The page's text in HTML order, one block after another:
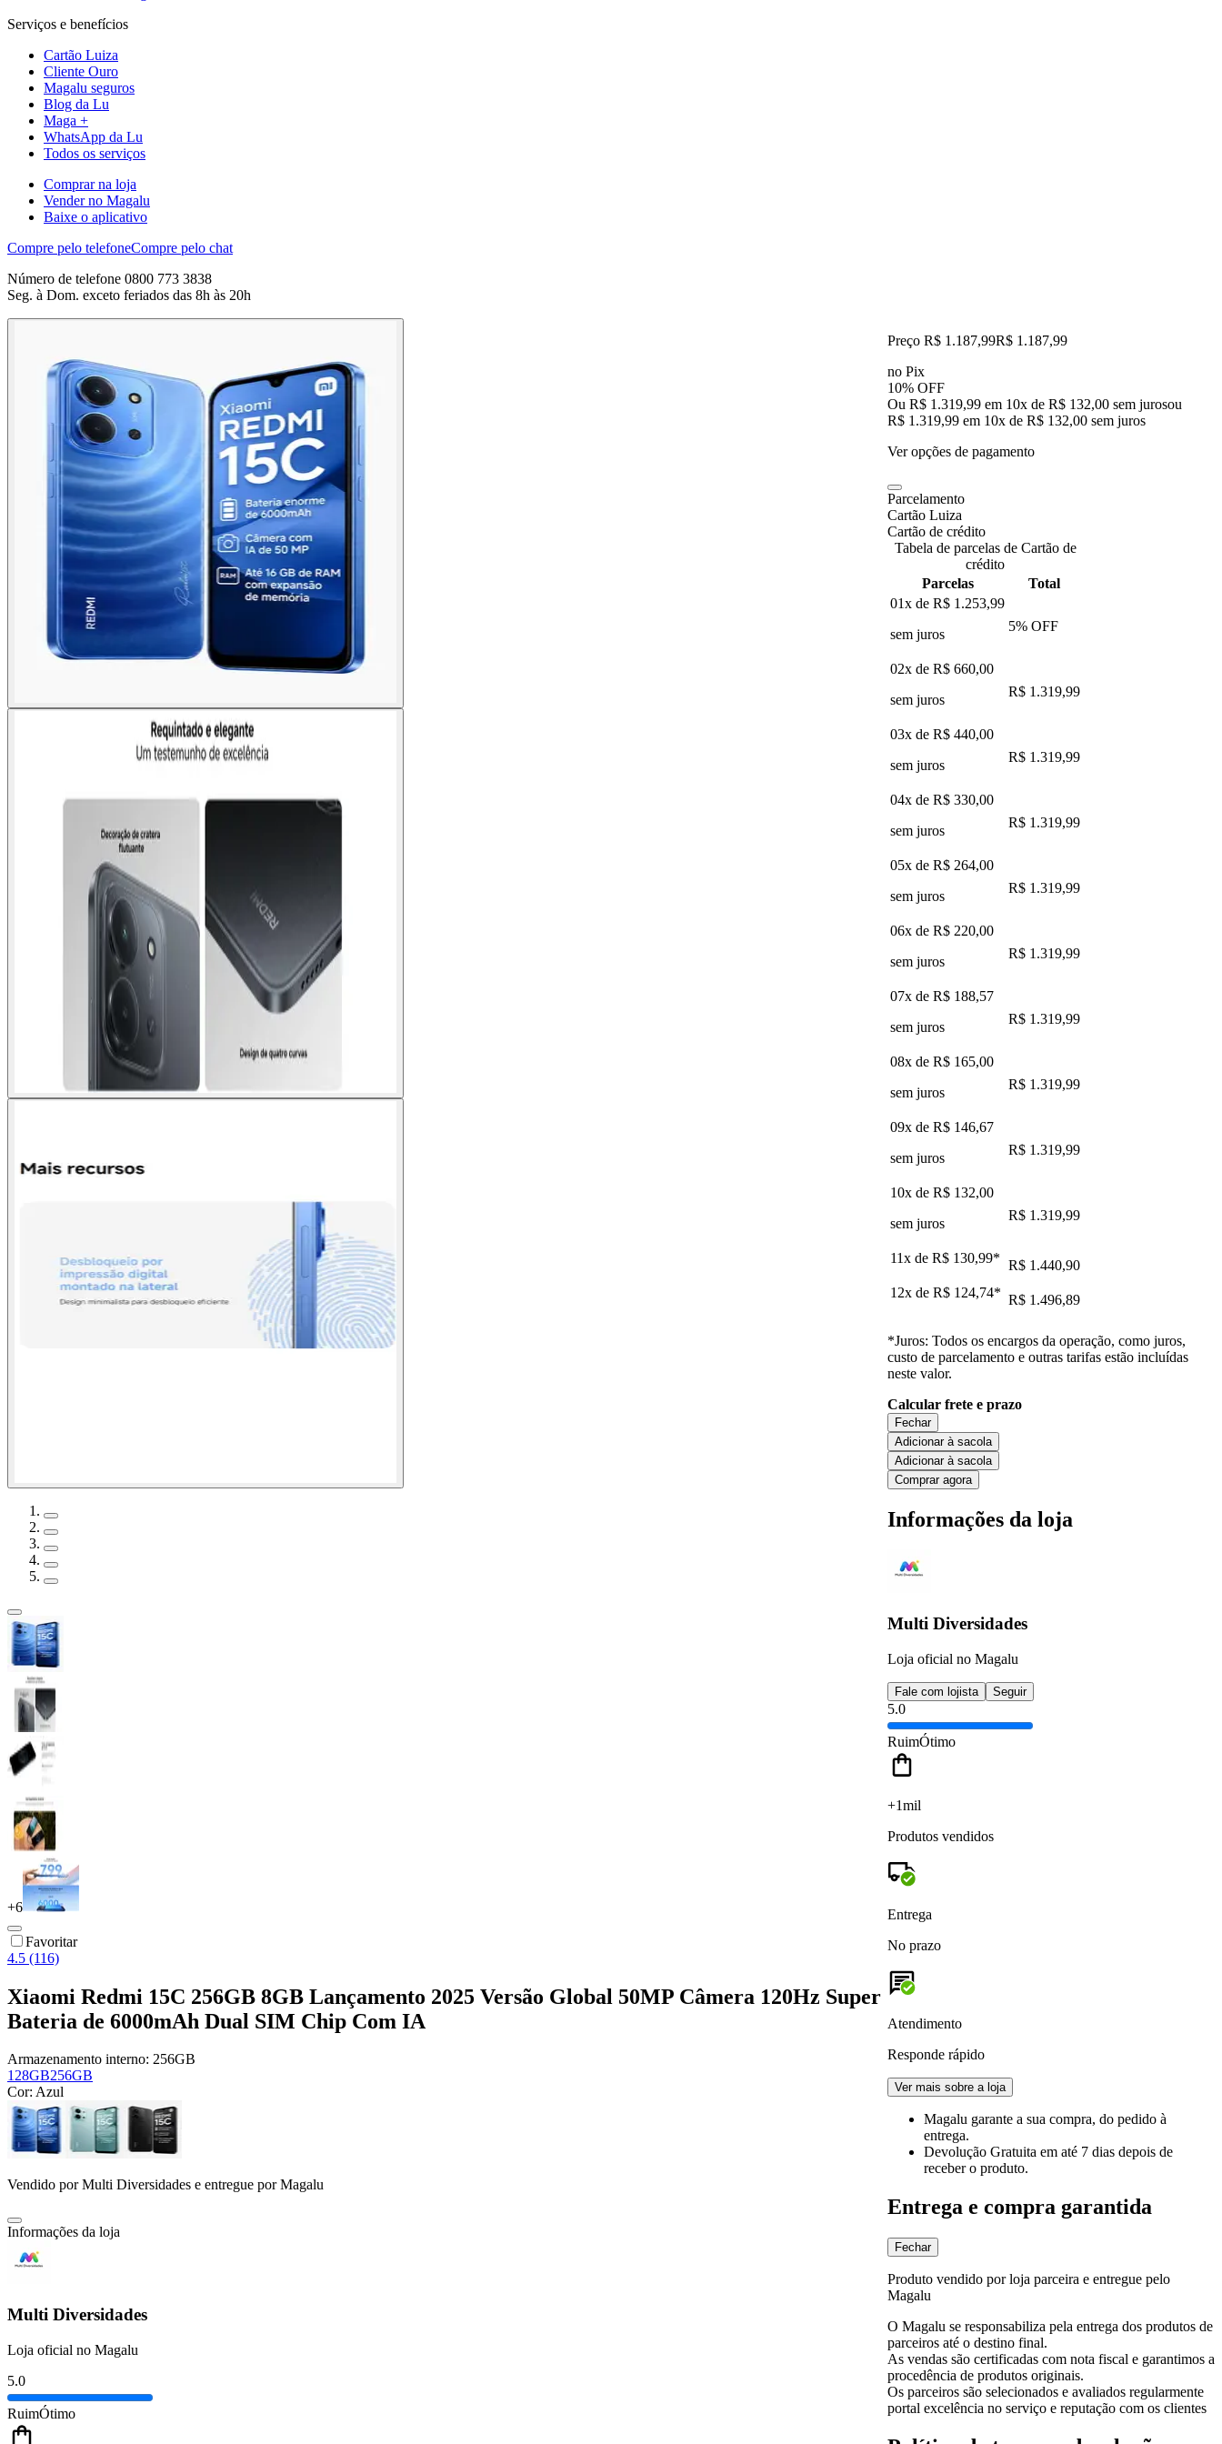
Serviços e benefícios
Cartão Luiza
Cliente Ouro
Magalu seguros
Blog da Lu
Maga +
WhatsApp da Lu
Todos os serviços
Comprar na loja
Vender no Magalu
Baixe o aplicativo
Compre pelo telefoneCompre pelo chat
Número de telefone 0800 773 3838
Seg. à Dom. exceto feriados das 8h às 20h
+6
Favoritar
4.5 (116)
Xiaomi Redmi 15C 256GB 8GB Lançamento 2025 Versão Global 50MP Câmera 120Hz Super
Bateria de 6000mAh Dual SIM Chip Com IA
Armazenamento interno: 256GB
128GB256GB
Cor: Azul
Vendido porMulti Diversidades e entregue por Magalu
Informações da loja
Multi Diversidades
Loja oficial no Magalu
5.0
RuimÓtimo
Preço R$ 1.187,99R$ 1.187,99
no Pix
10% OFF
Ou R$ 1.319,99 em 10x de R$ 132,00 sem jurosou
R$ 1.319,99 em 10x de R$ 132,00 sem juros
Ver opções de pagamento
Parcelamento
Cartão Luiza
Cartão de crédito
Tabela de parcelas de Cartão de
crédito
Parcelas
Total
01x de R$ 1.253,99
sem juros
5% OFF
02x de R$ 660,00
sem juros
R$ 1.319,99
03x de R$ 440,00
sem juros
R$ 1.319,99
04x de R$ 330,00
sem juros
R$ 1.319,99
05x de R$ 264,00
sem juros
R$ 1.319,99
06x de R$ 220,00
sem juros
R$ 1.319,99
07x de R$ 188,57
sem juros
R$ 1.319,99
08x de R$ 165,00
sem juros
R$ 1.319,99
09x de R$ 146,67
sem juros
R$ 1.319,99
10x de R$ 132,00
sem juros
R$ 1.319,99
11x de R$ 130,99* R$ 1.440,90
12x de R$ 124,74* R$ 1.496,89
*Juros: Todos os encargos da operação, como juros,
custo de parcelamento e outras tarifas estão incluídas
neste valor.
Calcular frete e prazo
Fechar
Adicionar à sacola
Adicionar à sacola
Comprar agora
Informações da loja
Multi Diversidades
Loja oficial no Magalu
Fale com lojista Seguir
5.0
RuimÓtimo
+1mil
Produtos vendidos
Entrega
No prazo
Atendimento
Responde rápido
Ver mais sobre a loja
Magalu garante a sua compra, do pedido à
entrega.
Devolução Gratuita em até 7 dias depois de
receber o produto.
Entrega e compra garantida
Fechar
Produto vendido por loja parceira e entregue pelo
Magalu
O Magalu se responsabiliza pela entrega dos produtos de
parceiros até o destino final.
As vendas são certificadas com nota fiscal e garantimos a
procedência de produtos originais.
Os parceiros são selecionados e avaliados regularmente
portal excelência no serviço e reputação com os clientes